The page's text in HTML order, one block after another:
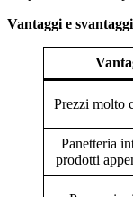
Vantaggi e
Prezzi molto
Panetteria
prodotti